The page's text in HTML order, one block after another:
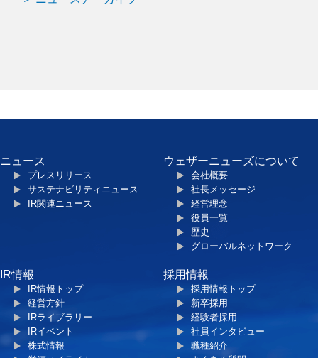
ニュース
プレスリリース
サステナビリティニュース
IR関連ニュース
ウェザーニューズについて
会社概要
社長メッセージ
経営理念
役員一覧
歴史
グローバルネットワーク
IR情報
IR情報トップ
経営方針
IRライブラリー
IRイベント
株式情報
採用情報
採用情報トップ
新卒採用
経験者採用
社員インタビュー
職種紹介